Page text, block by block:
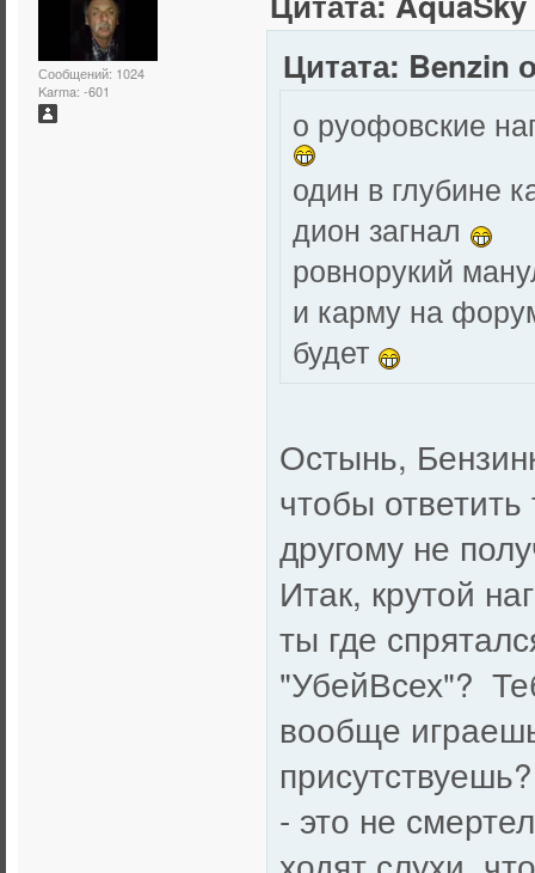
Сообщений: 1024
Karma: -601
Цитата: Benzin
о руофовские
один в глубине
дион загнал
ровнорукий
и карму на
будет
Остынь,
чтобы
другому не
Итак, крутой
ты где
"УбейВсех"?
вообще
- это не